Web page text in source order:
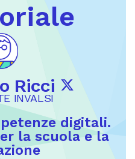
Ricci
INVALSI
digitali.
la scuola e la